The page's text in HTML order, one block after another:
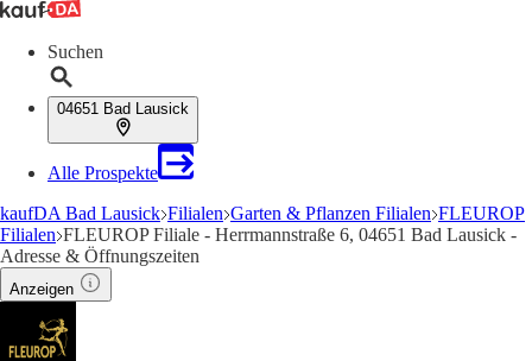
Suchen
04651 Bad Lausick
Alle Prospekte
kaufDA Bad Lausick Filialen Garten & Pflanzen Filialen FLEUROP
Filialen FLEUROP Filiale - Herrmannstraße 6, 04651 Bad Lausick -
Adresse & Öffnungszeiten
Anzeigen